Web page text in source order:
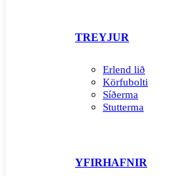
TREYJUR
Erlend lið
Körfubolti
Síðerma
Stutterma
YFIRHAFNIR